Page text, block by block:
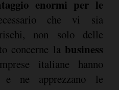
enormi per le
che vi sia
non solo delle
concerne la business
italiane hanno
ne apprezzano le